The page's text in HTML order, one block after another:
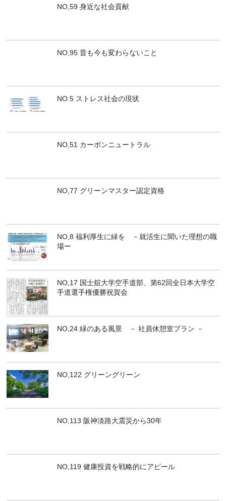
NO,59 身近な社会貢献
NO,95 昔も今も変わらないこと
NO 5 ストレス社会の現状
NO,51 カーボンニュートラル
NO,77 グリーンマスター認定資格
NO,8 福利厚生に緑を －就活生に聞いた理想の職
場ー
NO,17 国士舘大学空手道部、第62回全日本大学空
手道選手権優勝祝賀会
NO,24 緑のある風景 － 社員休憩室プラン －
NO,122 グリーングリーン
NO,113 阪神淡路大震災から30年
NO,119 健康投資を戦略的にアピール